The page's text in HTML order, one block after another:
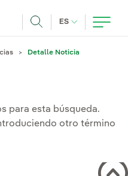
ES IDIOMA
Detalle Noticia
para esta búsqueda.
otro término